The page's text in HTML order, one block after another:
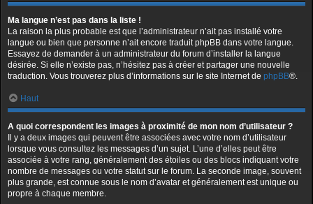
Ma langue n’est pas dans la liste !
La raison la plus probable est que l’administrateur n’ait pas installé votre
langue ou bien que personne n’ait encore traduit phpBB dans votre langue.
Essayez de demander à un administrateur du forum d’installer la langue
désirée. Si elle n’existe pas, n’hésitez pas à créer et partager une nouvelle
traduction. Vous trouverez plus d’informations sur le site Internet de phpBB®.
Haut
A quoi correspondent les images à proximité de mon nom d’utilisateur ?
Il y a deux images qui peuvent être associées avec votre nom d’utilisateur
lorsque vous consultez les messages d’un sujet. L’une d’elles peut être
associée à votre rang, généralement des étoiles ou des blocs indiquant votre
nombre de messages ou votre statut sur le forum. La seconde image, souvent
plus grande, est connue sous le nom d’avatar et généralement est unique ou
propre à chaque membre.